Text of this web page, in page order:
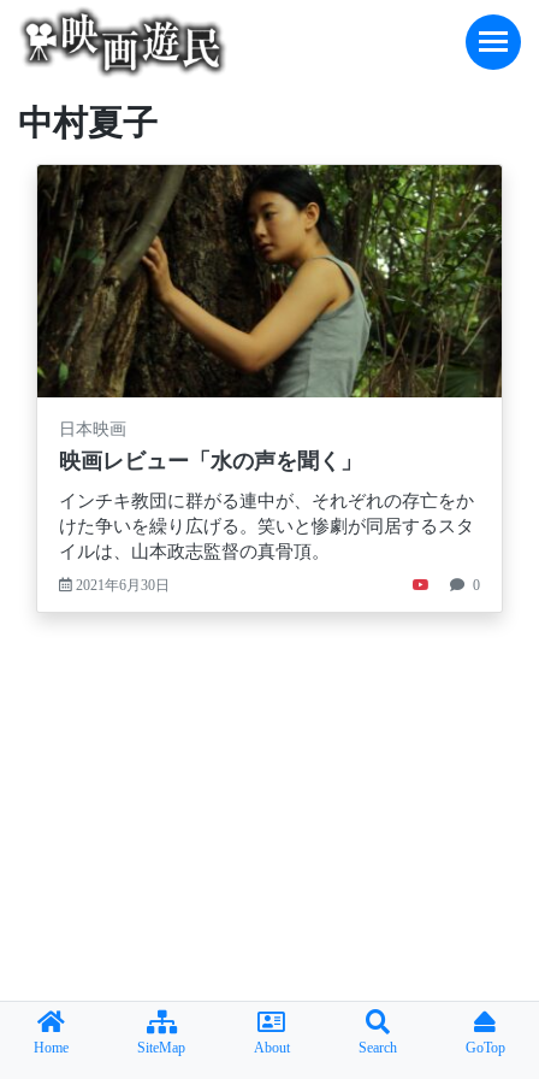
content
中村夏子
日本映画
映画レビュー「水の声を聞く」
インチキ教団に群がる連中が、それぞれの存亡をか
けた争いを繰り広げる。笑いと惨劇が同居するスタ
イルは、山本政志監督の真骨頂。
2021年6月30日 0
Home SiteMap About Search GoTop